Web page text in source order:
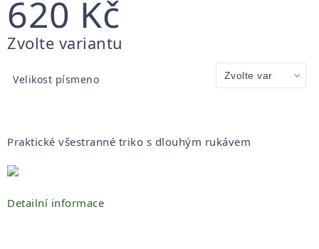
620 Kč
Měrná
Zvolte variantu
Velikost písmeno
Praktické všestranné triko s dlouhým rukávem
Detailní informace